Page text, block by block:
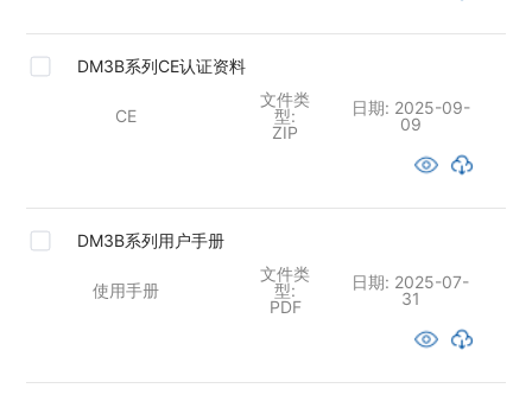
DM3B系列CE认证资料
CE
文件类
型:
ZIP
日期: 2025-09-
09
DM3B系列用户手册
使用手册
文件类
型:
PDF
日期: 2025-07-
31